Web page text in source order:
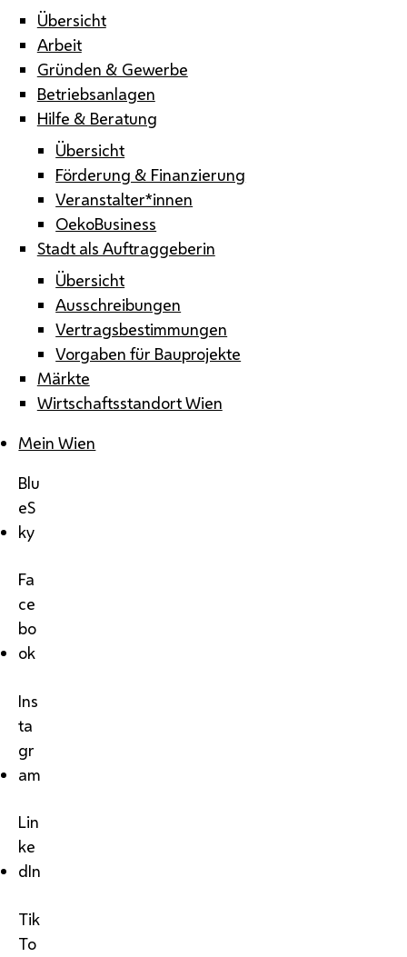
Übersicht
Arbeit
Gründen & Gewerbe
Betriebsanlagen
Hilfe & Beratung
Übersicht
Förderung & Finanzierung
Veranstalter*innen
OekoBusiness
Stadt als Auftraggeberin
Übersicht
Ausschreibungen
Vertragsbestimmungen
Vorgaben für Bauprojekte
Märkte
Wirtschaftsstandort Wien
Mein Wien
Blu
eS
ky
Fa
ce
bo
ok
Ins
ta
gr
am
Lin
ke
dIn
Tik
To